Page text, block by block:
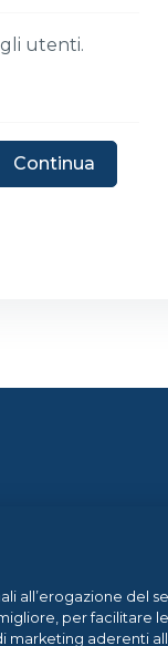
utenti.
Continua
all’erogazione del
per facilitare
marketing aderenti